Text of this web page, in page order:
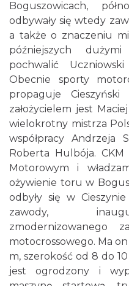
Boguszowicach,
odbywały się wtedy
a także o znaczeniu
późniejszych
pochwalić
Obecnie sporty
propaguje
założycielem jest
wielokrotny mistrza
współpracy Andrzeja
Roberta Hulbója.
Motorowym i
ożywienie toru w
odbyły się w
zawody,
zmodernizowanego
motocrossowego. Ma on
m, szerokość od 8 do
jest ogrodzony i